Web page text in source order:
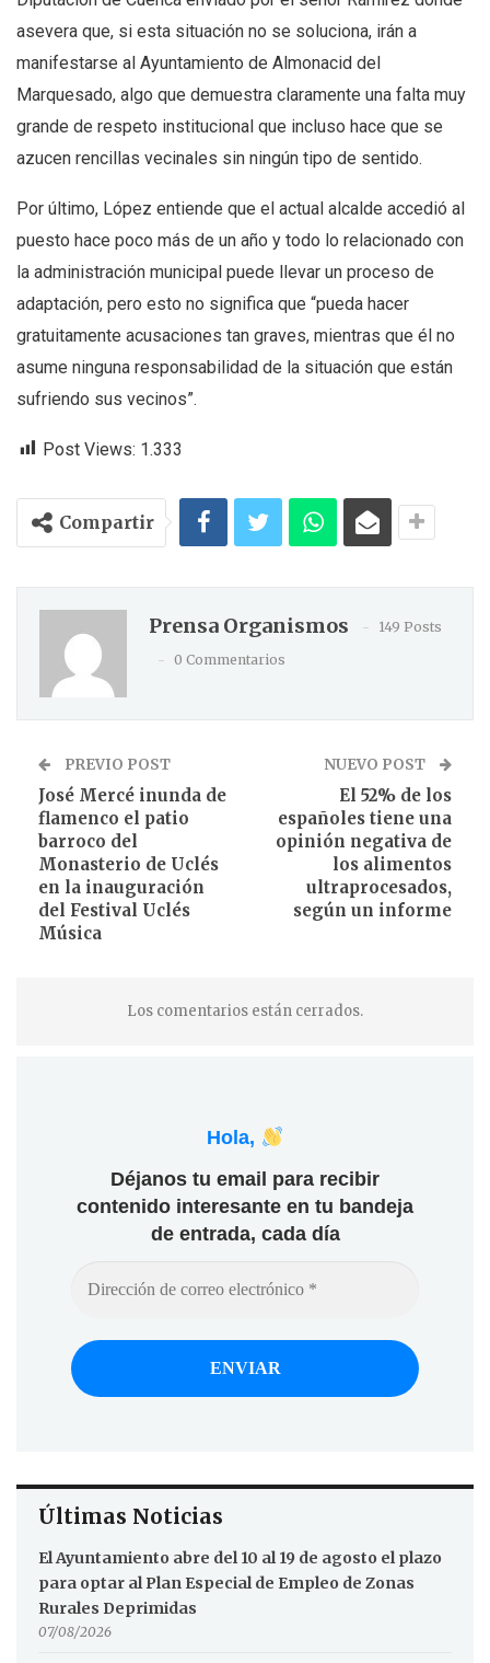
asevera que, si esta situación no se soluciona, irán a
manifestarse al Ayuntamiento de Almonacid del
Marquesado, algo que demuestra claramente una falta muy
grande de respeto institucional que incluso hace que se
azucen rencillas vecinales sin ningún tipo de sentido.
Por último, López entiende que el actual alcalde accedió al
puesto hace poco más de un año y todo lo relacionado con
la administración municipal puede llevar un proceso de
adaptación, pero esto no significa que “pueda hacer
gratuitamente acusaciones tan graves, mientras que él no
asume ninguna responsabilidad de la situación que están
sufriendo sus vecinos”.
Post Views: 1.333
Compartir
Prensa Organismos
149 Posts
0 Commentarios
PREVIO POST
José Mercé inunda de
flamenco el patio
barroco del
Monasterio de Uclés
en la inauguración
del Festival Uclés
Música
NUEVO POST
El 52% de los
españoles tiene una
opinión negativa de
los alimentos
ultraprocesados,
según un informe
Los comentarios están cerrados.
Hola,
Déjanos tu email para recibir
contenido interesante en tu bandeja
de entrada, cada día
Últimas Noticias
El Ayuntamiento abre del 10 al 19 de agosto el plazo
para optar al Plan Especial de Empleo de Zonas
Rurales Deprimidas
07/08/2026